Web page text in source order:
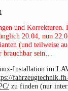
und Korrekturen.
20.04, nun
(und teilweise
brauchbar sein…
Installation im
zu finden (nur